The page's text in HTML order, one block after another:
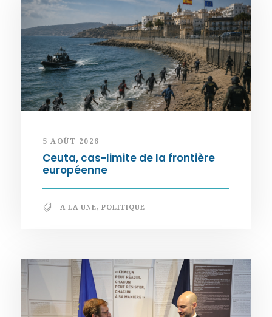
5 AOÛT 2026
Ceuta, cas-limite de la frontière
européenne
A LA UNE, POLITIQUE